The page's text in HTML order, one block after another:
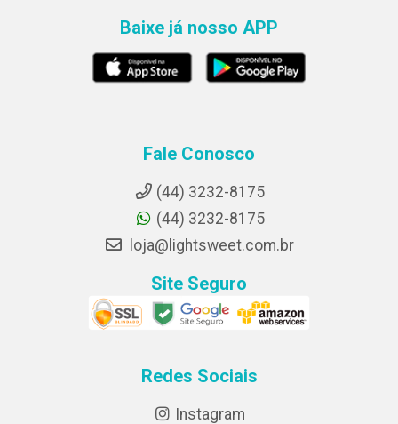
Baixe já nosso APP
Fale Conosco
(44) 3232-8175
(44) 3232-8175
loja@lightsweet.com.br
Site Seguro
Redes Sociais
Instagram